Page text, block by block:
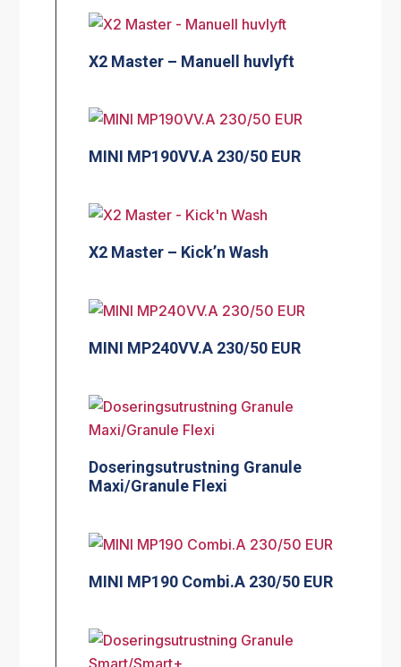
X2 Master – Manuell huvlyft
MINI MP190VV.A 230/50 EUR
X2 Master – Kick’n Wash
MINI MP240VV.A 230/50 EUR
Doseringsutrustning Granule
Maxi/Granule Flexi
MINI MP190 Combi.A 230/50 EUR